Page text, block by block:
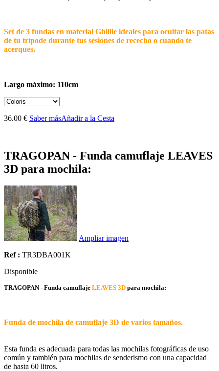
Set de 3 fundas en material Ghillie ideales para ocultar las patas
de tu trípode durante tus sesiones de rececho o cuando te
acerques.
Largo máximo: 110cm
36.00 € Saber másAñadir a la Cesta
TRAGOPAN - Funda camuflaje LEAVES
3D para mochila:
Ampliar imagen
Ref : TR3DBA001K
Disponible
TRAGOPAN - Funda camuflaje LEAVES 3D para mochila:
Funda de mochila de camuflaje 3D de varios tamaños.
Esta funda es adecuada para todas las mochilas fotográficas de uso
común y también para mochilas de senderismo con una capacidad
de hasta 60 litros.